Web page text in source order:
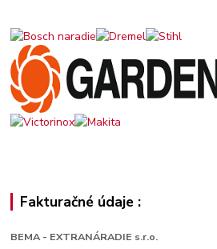
Fakturačné údaje :
BEMA - EXTRANÁRADIE s.r.o.